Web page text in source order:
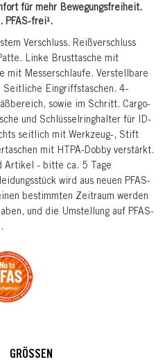
für mehr Bewegungsfreiheit.
PFAS-frei¹.
Verschluss. Reißverschluss
Linke Brusttasche mit
mit Messerschlaufe. Verstellbare
Seitliche Eingriffstaschen. 4-
sowie im Schritt. Cargo-
und Schlüsselringhalter für ID-
seitlich mit Werkzeug-, Stift
mit HTPA-Dobby verstärkt.
Artikel - bitte ca. 5 Tage
wird aus neuen PFAS-
bestimmten Zeitraum werden
und die Umstellung auf PFAS-
GRÖSSEN